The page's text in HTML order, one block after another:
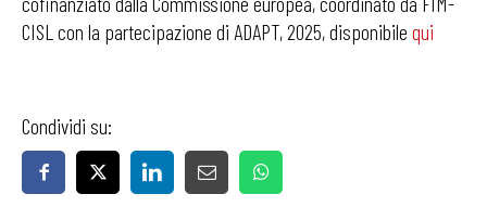
CISL con la partecipazione di ADAPT, 2025, disponibile qui
Condividi su: